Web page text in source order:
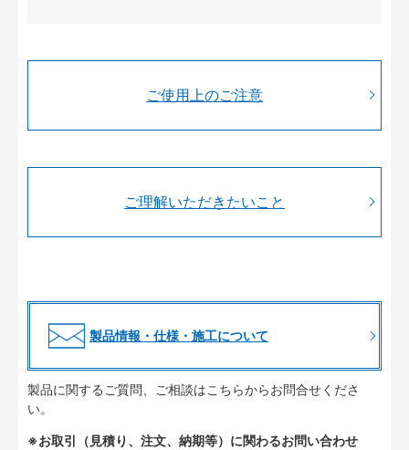
ご使用上のご注意
ご理解いただきたいこと
製品情報・仕様・施工について
製品に関するご質問、ご相談はこちらからお問合せくださ
い。
※お取引（見積り、注文、納期等）に関わるお問い合わせ